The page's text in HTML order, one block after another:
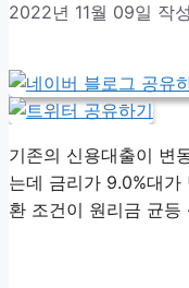
2022년 11월 09일 작
기존의 신용대출이 변
는데 금리가 9.0%대
환 조건이 원리금 균